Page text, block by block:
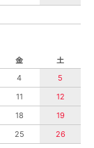
金
土
4
5
11
12
18
19
25
26